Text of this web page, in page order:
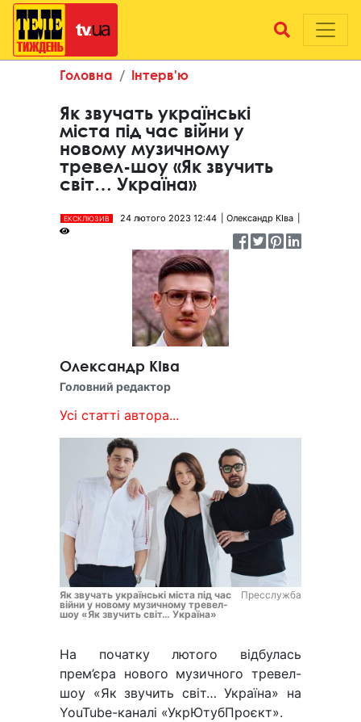
Головна Інтерв'ю
Як звучать українські
міста під час війни у
новому музичному
тревел-шоу «Як звучить
світ… Україна»
ЕКСКЛЮЗИВ 24 лютого 2023 12:44 Олександр КІва
Олександр КІва
Головний редактор
Усі статті автора...
Як звучать українські міста під час
війни у новому музичному тревел-
шоу «Як звучить світ… Україна»
Пресслужба
На початку лютого відбулась
прем’єра нового музичного тревел-
шоу «Як звучить світ… Україна» на
YouTube-каналі «УкрЮтубПроєкт».